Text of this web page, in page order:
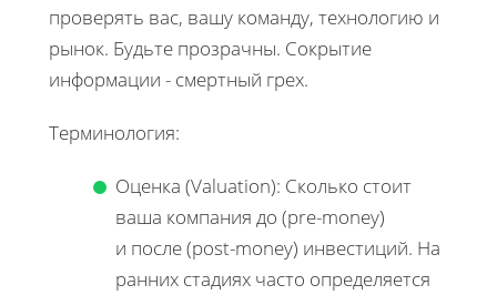
проверять вас, вашу команду, технологию и
рынок. Будьте прозрачны. Сокрытие
информации - смертный грех.
Терминология:
Оценка (Valuation): Сколько стоит
ваша компания до (pre-money)
и после (post-money) инвестиций. На
ранних стадиях часто определяется